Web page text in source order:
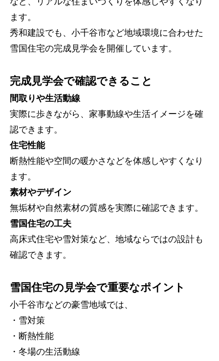
トップページ
建設
ます。
秀和建設でも、小千谷市など地域環境に合わせた
雪国住宅の完成見学会を開催しています。
完成見学会で確認できること
間取りや生活動線
実際に歩きながら、家事動線や生活イメージを確
認できます。
住宅性能
断熱性能や空間の暖かさなどを体感しやすくなり
ます。
素材やデザイン
無垢材や自然素材の質感を実際に確認できます。
雪国住宅の工夫
高床式住宅や雪対策など、地域ならではの設計も
確認できます。
雪国住宅の見学会で重要なポイント
小千谷市などの豪雪地域では、
・雪対策
・断熱性能
・冬場の生活動線